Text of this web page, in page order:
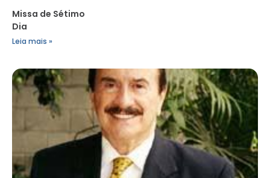
Missa de Sétimo
Dia
Leia mais »